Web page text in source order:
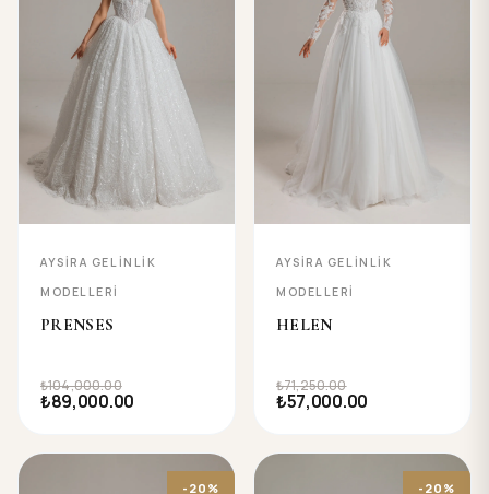
AYSIRA GELINLIK
MODELLERI
PRENSES
₺104,000.00
₺89,000.00
AYSIRA GELINLIK
MODELLERI
HELEN
₺71,250.00
₺57,000.00
-20% -20%